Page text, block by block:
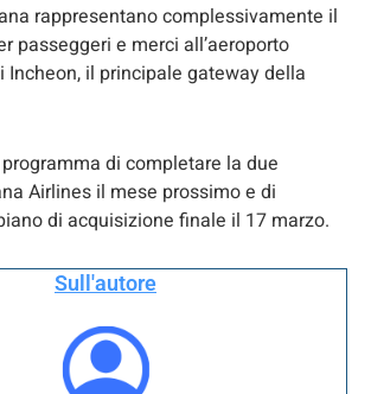
rappresentano complessivamente il
passeggeri e merci all’aeroporto
Incheon, il principale gateway della
di completare la due
Airlines il mese prossimo e di
di acquisizione finale il 17 marzo.
Sull'autore